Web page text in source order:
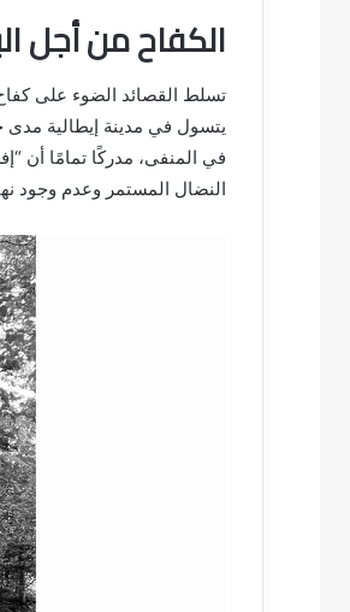
الكفاح من أجل
تسلط القصائد الضوء على
يتسول في مدينة إيطالية مدى
في المنفى، مدركًا تمامًا أن
النضال المستمر وعدم وجود